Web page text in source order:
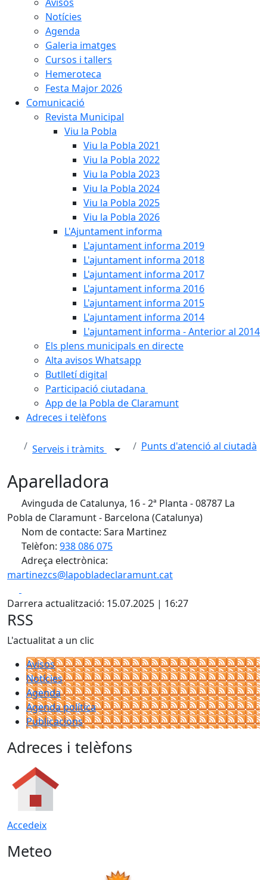
Notícies
Agenda
Galeria imatges
Cursos i tallers
Hemeroteca
Festa Major 2026
Comunicació
Revista Municipal
Viu la Pobla
Viu la Pobla 2021
Viu la Pobla 2022
Viu la Pobla 2023
Viu la Pobla 2024
Viu la Pobla 2025
Viu la Pobla 2026
L'Ajuntament informa
L'ajuntament informa 2019
L'ajuntament informa 2018
L'ajuntament informa 2017
L'ajuntament informa 2016
L'ajuntament informa 2015
L'ajuntament informa 2014
L'ajuntament informa - Anterior al 2014
Els plens municipals en directe
Alta avisos Whatsapp
Butlletí digital
Participació ciutadana
App de la Pobla de Claramunt
Adreces i telèfons
Serveis i tràmits Punts d'atenció al ciutadà
Aparelladora
Avinguda de Catalunya, 16 - 2ª Planta - 08787 La
Pobla de Claramunt - Barcelona (Catalunya)
Nom de contacte: Sara Martinez
Telèfon: 938 086 075
Adreça electrònica:
martinezcs@lapobladeclaramunt.cat
Darrera actualització: 15.07.2025 | 16:27
RSS
L'actualitat a un clic
Avisos
Notícies
Agenda
Agenda política
Publicacions
Adreces i telèfons
Accedeix
Meteo